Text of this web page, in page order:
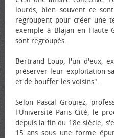
lourds, bien souvent ce
regroupent pour créer une
exemple à Blajan en Haute-
sont regroupés.
Bertrand Loup, l'un d'eux,
préserver leur exploitation
et de bouffer les voisins".
Selon Pascal Grouiez,
l'Université Paris Cité, le
depuis la fin du 18e siècle,
15 ans sous une forme